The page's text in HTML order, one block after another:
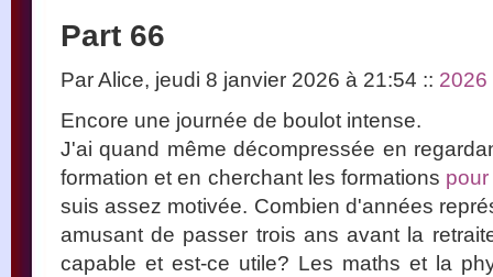
Part 66
Par Alice, jeudi 8 janvier 2026 à 21:54 :: 2026
Encore une journée de boulot intense.
J'ai quand même décompressée en
formation et en cherchant les formations
suis assez motivée. Combien d'années
amusant de passer trois ans avant la
capable et est-ce utile? Les maths et la